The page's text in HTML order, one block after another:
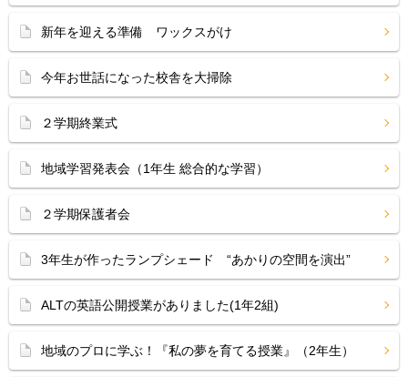
新年を迎える準備 ワックスがけ
今年お世話になった校舎を大掃除
２学期終業式
地域学習発表会（1年生 総合的な学習）
２学期保護者会
3年生が作ったランプシェード “あかりの空間を演出”
ALTの英語公開授業がありました(1年2組)
地域のプロに学ぶ！『私の夢を育てる授業』（2年生）